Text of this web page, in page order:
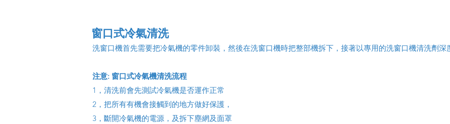
窗口式冷氣清洗
洗窗口機首先需要把冷氣機的零件卸裝，然後在洗窗口機時把整部機拆下，接著以專用的洗窗口機清洗劑深
注意: 窗口式冷氣機清洗流程
1，清洗前會先測試冷氣機是否運作正常
2，把所有有機會接觸到的地方做好保護，
3，斷開冷氣機的電源，及拆下塵網及面罩